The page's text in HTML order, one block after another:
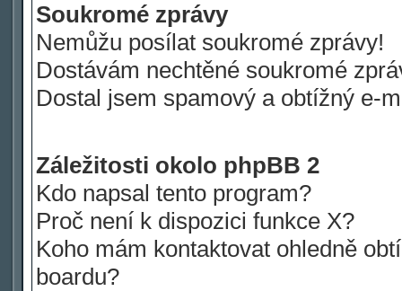
Soukromé zprávy
Nemůžu posílat soukromé zprávy!
Dostávám nechtěné soukromé
Dostal jsem spamový a obtížný e-
Záležitosti okolo phpBB 2
Kdo napsal tento program?
Proč není k dispozici funkce X?
Koho mám kontaktovat ohledně
boardu?